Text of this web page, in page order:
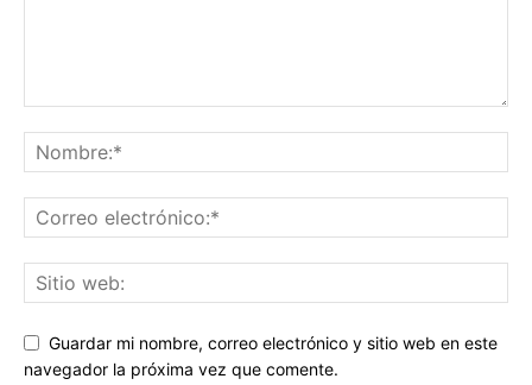
Guardar mi nombre, correo electrónico y sitio web en este
navegador la próxima vez que comente.